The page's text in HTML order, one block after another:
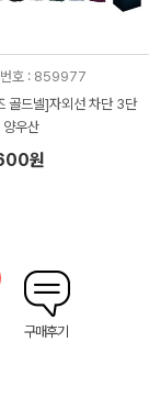
번호 : 859977
골드넬]자외선 차단 3단
양우산
원
구매후기